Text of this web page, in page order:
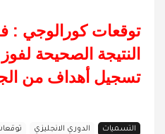
توقعات كورالوجي :
النتيجة الصحيحة لفوز
تسجيل أهداف من
التسميات الدوري الانجليزي